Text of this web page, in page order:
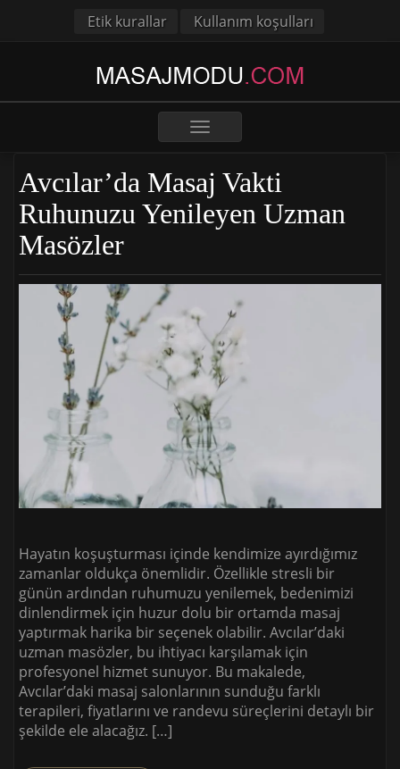
Etik kurallar Kullanım koşulları
Toggle
Avcılar’da Masaj Vakti
Ruhunuzu Yenileyen Uzman
Masözler
Hayatın koşuşturması içinde kendimize ayırdığımız
zamanlar oldukça önemlidir. Özellikle stresli bir
günün ardından ruhumuzu yenilemek, bedenimizi
dinlendirmek için huzur dolu bir ortamda masaj
yaptırmak harika bir seçenek olabilir. Avcılar’daki
uzman masözler, bu ihtiyacı karşılamak için
profesyonel hizmet sunuyor. Bu makalede,
Avcılar’daki masaj salonlarının sunduğu farklı
terapileri, fiyatlarını ve randevu süreçlerini detaylı bir
şekilde ele alacağız. […]